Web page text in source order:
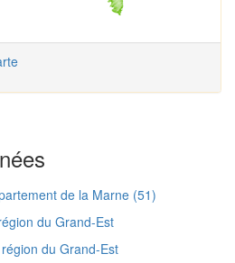
de la Marne (51)
du Grand-Est
du Grand-Est